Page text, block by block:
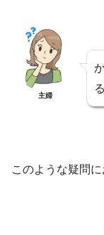
主婦
このような疑問に